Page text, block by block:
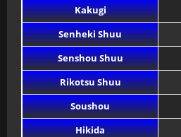
Kakugi
Senheki Shuu
Senshou Shuu
Rikotsu Shuu
Soushou
Hikida